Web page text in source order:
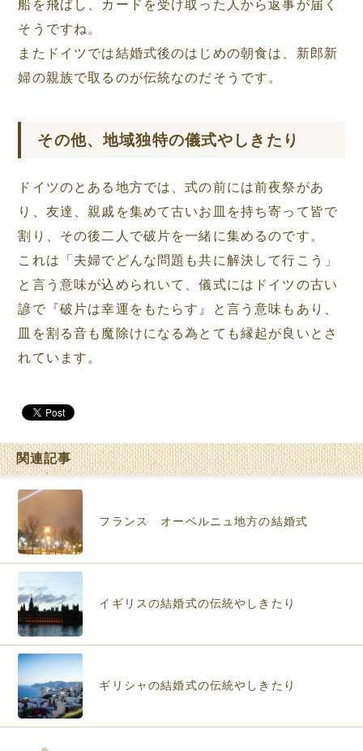
船を飛ばし、カードを受け取った人から返事が届く
そうですね。
またドイツでは結婚式後のはじめの朝食は、新郎新
婦の親族で取るのが伝統なのだそうです。
その他、地域独特の儀式やしきたり
ドイツのとある地方では、式の前には前夜祭があ
り、友達、親戚を集めて古いお皿を持ち寄って皆で
割り、その後二人で破片を一緒に集めるのです。
これは「夫婦でどんな問題も共に解決して行こう」
と言う意味が込められいて、儀式にはドイツの古い
諺で『破片は幸運をもたらす』と言う意味もあり、
皿を割る音も魔除けになる為とても縁起が良いとさ
れています。
関連記事
フランス オーベルニュ地方の結婚式
イギリスの結婚式の伝統やしきたり
ギリシャの結婚式の伝統やしきたり